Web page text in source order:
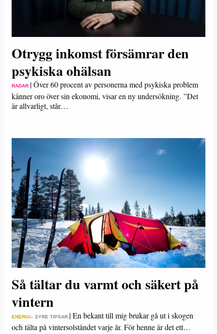
Otrygg inkomst försämrar den
psykiska ohälsan
RADAR |Över 60 procent av personerna med psykiska problem
känner oro över sin ekonomi, visar en ny undersökning. ”Det
är allvarligt, står…
Så tältar du varmt och säkert på
vintern
ENERGI– SYRE TIPSAR |En bekant till mig brukar gå ut i skogen
och tälta på vintersolståndet varje år. För henne är det ett…